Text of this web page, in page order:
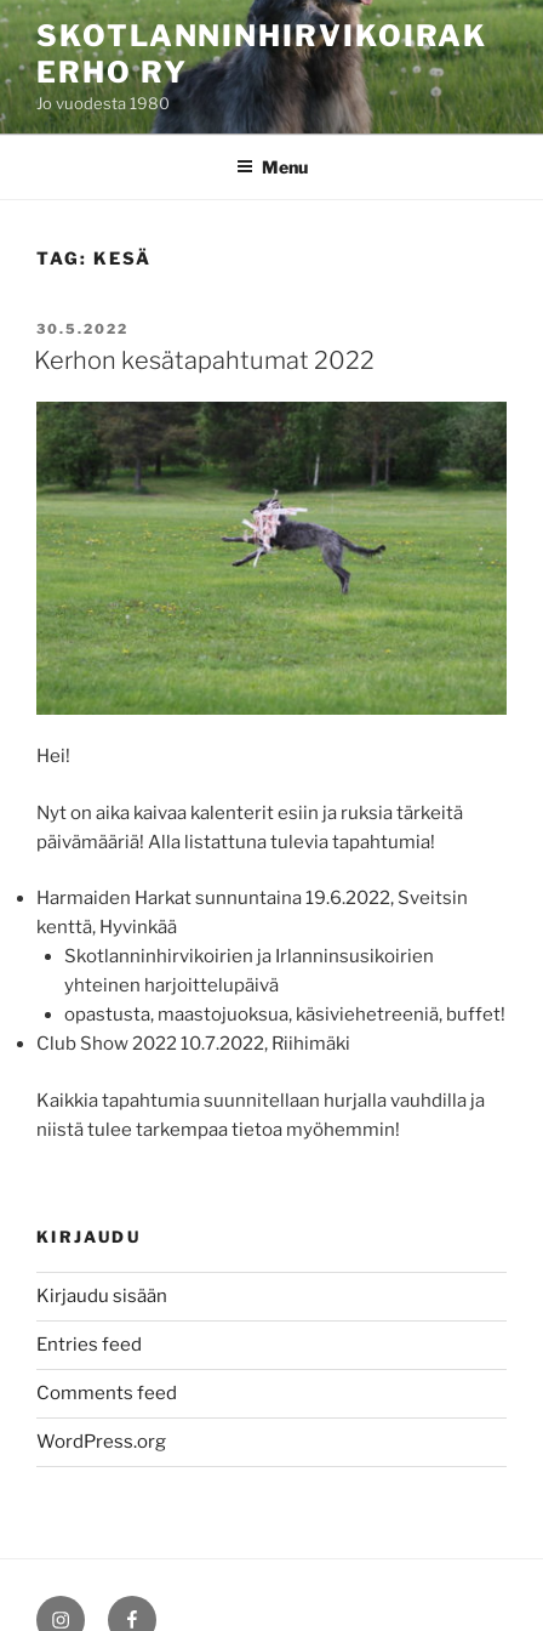
Skip
to
content
SKOTLANNINHIRVIKOIRAK
ERHO RY
Jo vuodesta 1980
Menu
TAG: KESÄ
POSTED
ON
30.5.2022
Kerhon kesätapahtumat 2022
Hei!
Nyt on aika kaivaa kalenterit esiin ja ruksia tärkeitä
päivämääriä! Alla listattuna tulevia tapahtumia!
Harmaiden Harkat sunnuntaina 19.6.2022, Sveitsin
kenttä, Hyvinkää
Skotlanninhirvikoirien ja Irlanninsusikoirien
yhteinen harjoittelupäivä
opastusta, maastojuoksua, käsiviehetreeniä, buffet!
Club Show 2022 10.7.2022, Riihimäki
Kaikkia tapahtumia suunnitellaan hurjalla vauhdilla ja
niistä tulee tarkempaa tietoa myöhemmin!
KIRJAUDU
Kirjaudu sisään
Entries feed
Comments feed
WordPress.org
InstagramFacebook